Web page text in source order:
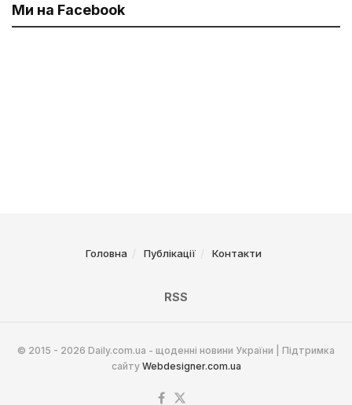
Ми на Facebook
Головна Публікації Контакти
RSS
© 2015 - 2026 Daily.com.ua - щоденні новини України | Підтримка
сайту Webdesigner.com.ua